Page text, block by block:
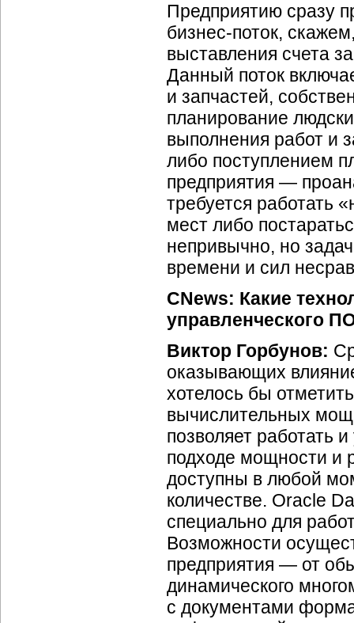
Предприятию сразу
бизнес-поток,
выставления счета
Данный поток
и запчастей,
планирование
выполнения работ и
либо поступлением
предприятия —
требуется работать
мест либо
непривычно, но
времени и сил
CNews: Какие
управленческого
Виктор Горбунов:
оказывающих
хотелось бы
вычислительных
позволяет работать
подходе мощности и
доступны в любой
количестве. Oracle
специально для
Возможности
предприятия — от
динамического
с документами